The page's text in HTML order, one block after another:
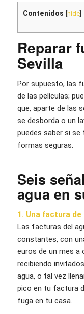
Contenidos [hide]
Reparar
Sevilla
Por supuesto, las
de las películas;
que, aparte de las
se desborda o un
puedes saber si se
formas seguras.
Seis
agua en
1. Una factura
Las facturas del
constantes, con
euros de un mes a
recibiendo
agua, o tal vez
pico en tu factura
fuga en tu casa.